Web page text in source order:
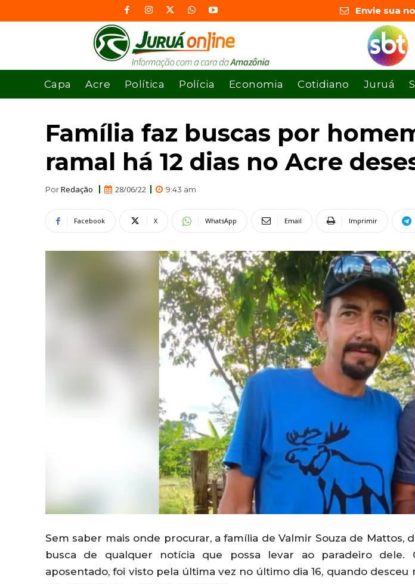
Envie sua
Capa Acre Política Polícia Economia Cotidiano Juruá
Família faz buscas por
ramal há 12 dias no Acre
PorRedação 28/06/22 9:43 am
Facebook X WhatsApp Email Imprimir
Sem saber mais onde procurar, a família de Valmir Souza de Mattos,
busca de qualquer notícia que possa levar ao paradeiro dele.
aposentado, foi visto pela última vez no último dia 16, quando desceu